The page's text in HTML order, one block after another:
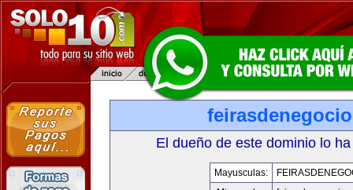
El dueño de este dominio lo
Mayusculas: